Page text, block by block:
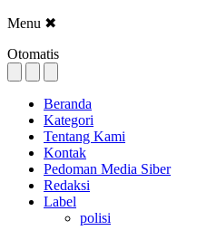
Menu ✖
Otomatis
Beranda
Kategori
Tentang Kami
Kontak
Pedoman Media Siber
Redaksi
Label
polisi